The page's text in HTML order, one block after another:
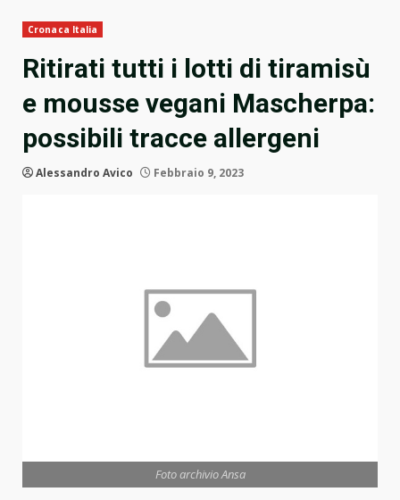
Cronaca Italia
Ritirati tutti i lotti di tiramisù
e mousse vegani Mascherpa:
possibili tracce allergeni
Alessandro Avico Febbraio 9, 2023
Foto archivio Ansa